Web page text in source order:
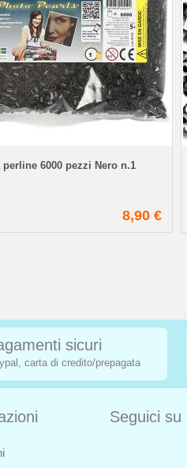
perline 6000 pezzi Nero n.1
8,90 €
sicuri
carta di credito/prepagata
Seguici su